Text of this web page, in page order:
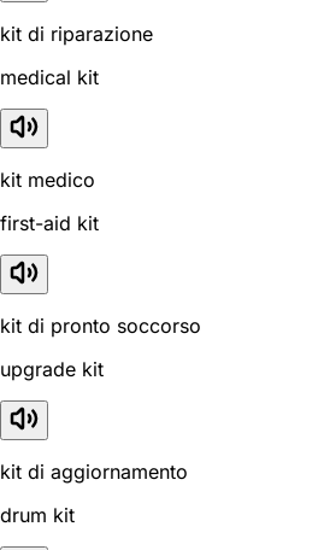
kit di riparazione
medical kit
kit medico
first-aid kit
kit di pronto soccorso
upgrade kit
kit di aggiornamento
drum kit